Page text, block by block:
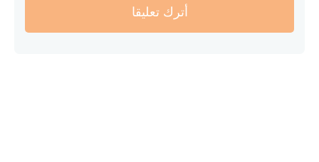
أترك تعليقا